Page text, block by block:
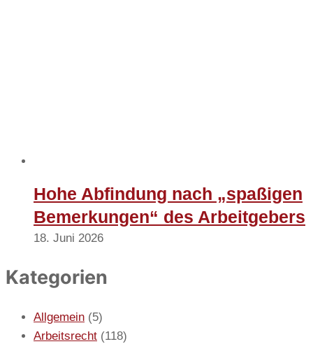
Hohe Abfindung nach „spaßigen
Bemerkungen“ des Arbeitgebers
18. Juni 2026
Kategorien
Allgemein (5)
Arbeitsrecht (118)